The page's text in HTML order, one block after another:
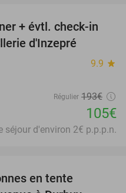
46%
+ évtl. check-in
d'Inzepré
9.9 star
Régulier 193€
105€
séjour d'environ 2€ p.p.p.n.
en tente